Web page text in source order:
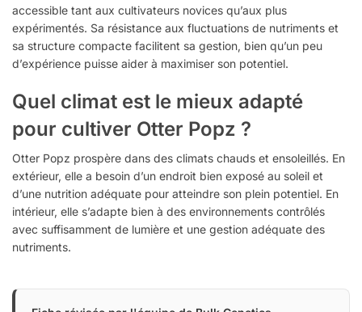
accessible tant aux cultivateurs novices qu’aux plus
expérimentés. Sa résistance aux fluctuations de nutriments et
sa structure compacte facilitent sa gestion, bien qu’un peu
d’expérience puisse aider à maximiser son potentiel.
Quel climat est le mieux adapté
pour cultiver Otter Popz ?
Otter Popz prospère dans des climats chauds et ensoleillés. En
extérieur, elle a besoin d’un endroit bien exposé au soleil et
d’une nutrition adéquate pour atteindre son plein potentiel. En
intérieur, elle s’adapte bien à des environnements contrôlés
avec suffisamment de lumière et une gestion adéquate des
nutriments.